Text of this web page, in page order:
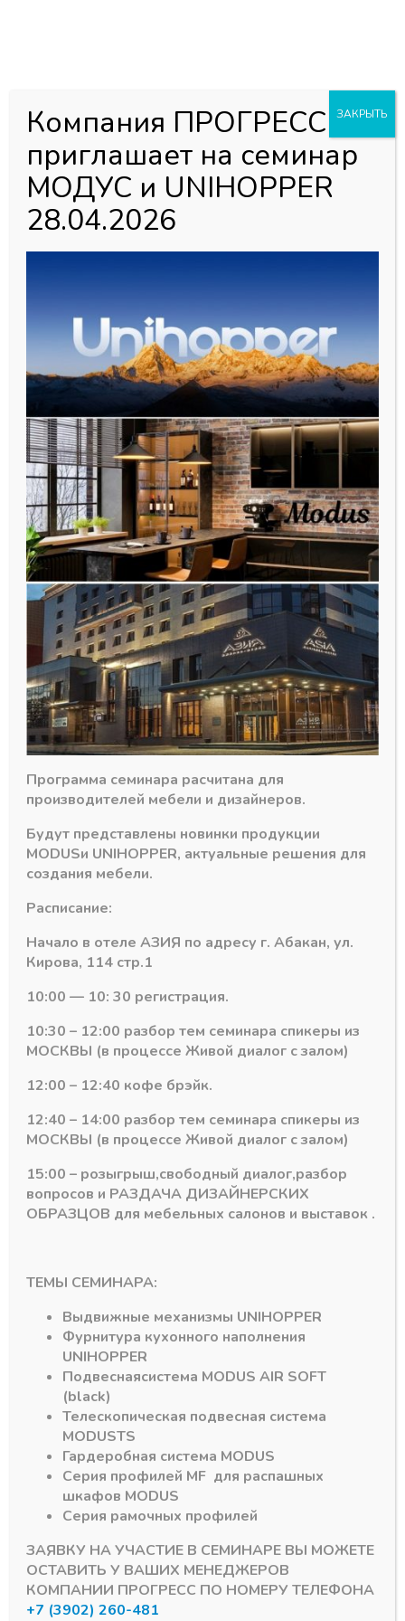
Главная страница Магазин» Мебельная фурнитура
»
Направляющие»Система ящиков DTC Dragon Box»
Крепление (отдельные) штанги синхронизации Р20 DTC
1100мм Dragon Box
Крепление (отдельные) штанги
синхронизации Р20 DTC 1100мм
Dragon Box
131,75₽
В наличии
-
товара
Крепление
(отдельные)
синхронизации
Р20
DTC
1100мм
Dragon
+ В корзину
Категория:Система ящиков DTC Dragon Box
Похожие товары
Система ящиков DTC Dragon Box
мм 30 кг Dragon Box
В наличии
947,19₽
Артикул:15544
300 мм , серый
Dragon Box
253,23 ₽
Подпишитесь на рассылку акций
Компания ПРОГРЕСС
приглашает на семинар
МОДУС и UNIHOPPER
28.04.2026
Программа семинара расчитана для
производителей мебели и дизайнеров.
Будут представлены новинки продукции
MODUSи UNIHOPPER, актуальные решения для
создания мебели.
Расписание:
Начало в отеле АЗИЯ по адресу г. Абакан, ул.
Кирова, 114 стр.1
10:00 — 10: 30 регистрация.
10:30 – 12:00 разбор тем семинара спикеры из
МОСКВЫ (в процессе Живой диалог с залом)
12:00 – 12:40 кофе брэйк.
12:40 – 14:00 разбор тем семинара спикеры из
МОСКВЫ (в процессе Живой диалог с залом)
15:00 – розыгрыш,свободный диалог,разбор
вопросов и РАЗДАЧА ДИЗАЙНЕРСКИХ
ОБРАЗЦОВ для мебельных салонов и выставок .
ТЕМЫ СЕМИНАРА:
Выдвижные механизмы UNIHOPPER
Фурнитура кухонного наполнения
UNIHOPPER
Подвеснаясистема MODUS AIR SOFT
(black)
Телескопическая подвесная система
MODUSTS
Гардеробная система MODUS
Серия профилей MF для распашных
шкафов MODUS
Серия рамочных профилей
ЗАЯВКУ НА УЧАСТИЕ В СЕМИНАРЕ ВЫ МОЖЕТЕ
ОСТАВИТЬ У ВАШИХ МЕНЕДЖЕРОВ
КОМПАНИИ ПРОГРЕСС ПО НОМЕРУ ТЕЛЕФОНА
+7 (3902) 260-481
ЗАКРЫТЬ